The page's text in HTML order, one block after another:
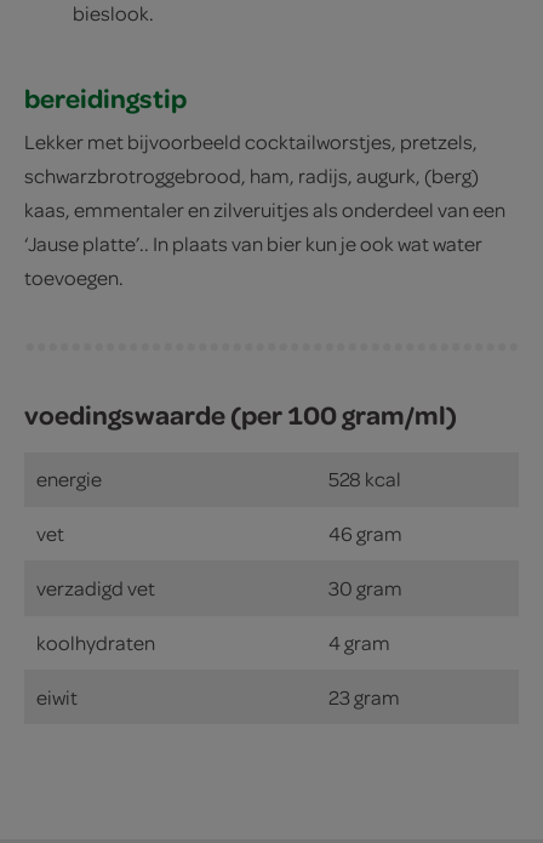
bieslook.
bereidingstip
Lekker met bijvoorbeeld cocktailworstjes, pretzels,
schwarzbrotroggebrood, ham, radijs, augurk, (berg)
kaas, emmentaler en zilveruitjes als onderdeel van een
‘Jause platte’.. In plaats van bier kun je ook wat water
toevoegen.
voedingswaarde (per 100 gram/ml)
energie 528 kcal
vet 46 gram
verzadigd vet 30 gram
koolhydraten 4 gram
eiwit 23 gram